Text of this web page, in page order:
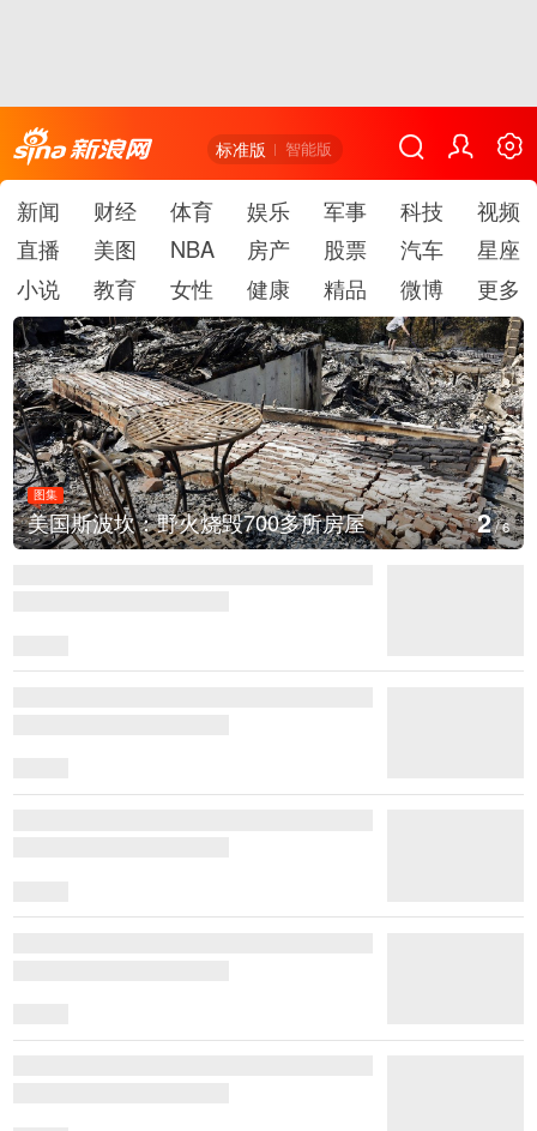
标准版 智能版
新闻 财经 体育 娱乐 军事 科技
视频
直播
美图 NBA 房产 股票 汽车
星座
小说
教育 女性 健康 精品 微博 更多
图集
叙利亚：大马士革发生爆炸 3/6